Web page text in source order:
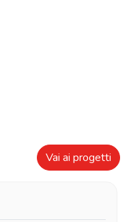
Vai ai progetti